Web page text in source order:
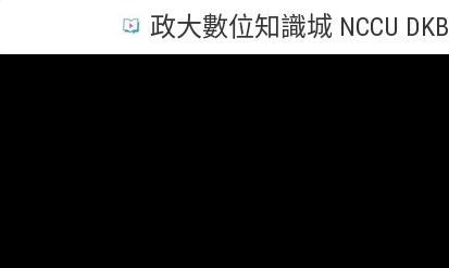
政大數位知識城 NCCU DKB